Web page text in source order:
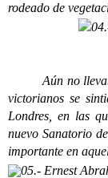
rodeado de
Aún no llevaba
victorianos se
Londres, en las
nuevo Sanatorio
importante en